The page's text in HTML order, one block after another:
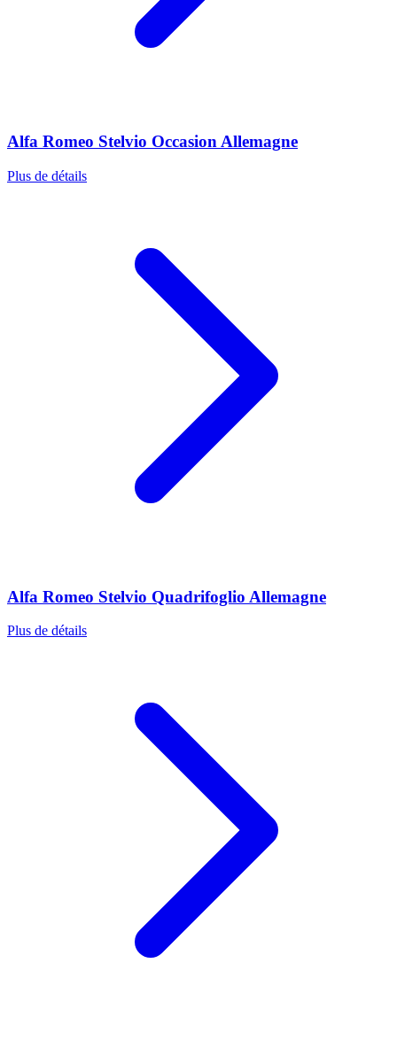
Alfa Romeo Stelvio Occasion Allemagne
Plus de détails
Alfa Romeo Stelvio Quadrifoglio Allemagne
Plus de détails